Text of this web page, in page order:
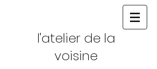
l'atelier de la
voisine